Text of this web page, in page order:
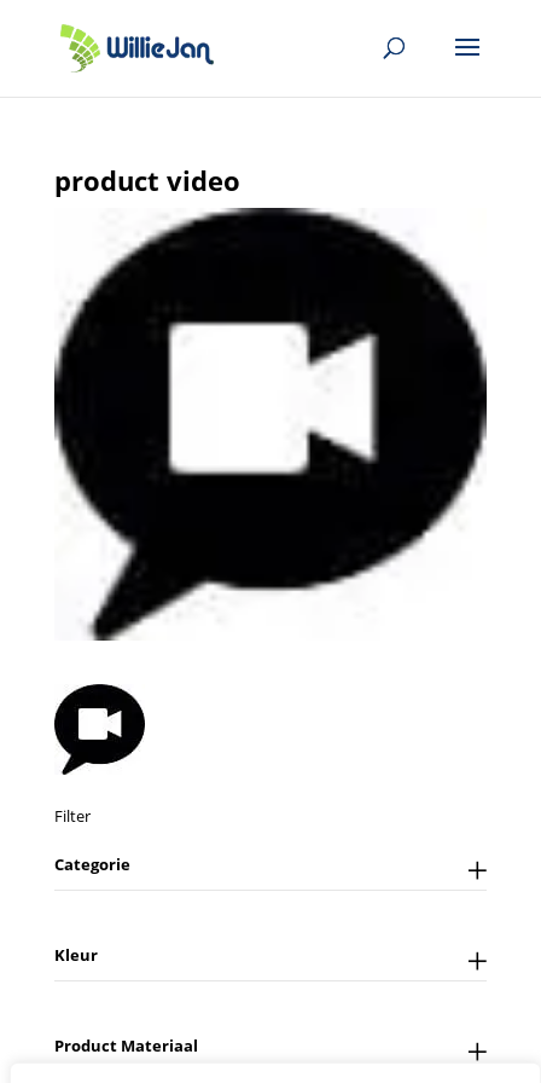
product video
Filter
Categorie
Kleur
Product Materiaal